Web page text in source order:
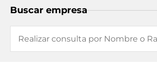
Buscar empresa